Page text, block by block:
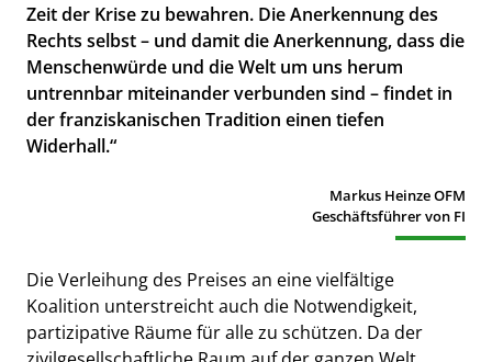
Zeit der Krise zu bewahren. Die Anerkennung des
Rechts selbst – und damit die Anerkennung, dass die
Menschenwürde und die Welt um uns herum
untrennbar miteinander verbunden sind – findet in
der franziskanischen Tradition einen tiefen
Widerhall.“
Markus Heinze OFM
Geschäftsführer von FI
Die Verleihung des Preises an eine vielfältige
Koalition unterstreicht auch die Notwendigkeit,
partizipative Räume für alle zu schützen. Da der